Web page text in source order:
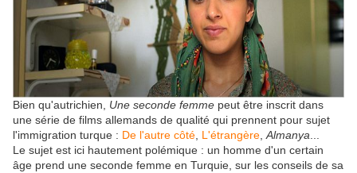
Bien qu'autrichien, Une seconde femme peut être inscrit dans
une série de films allemands de qualité qui prennent pour sujet
l'immigration turque : De l'autre côté L'étrangère Almanya
Le sujet est ici hautement polémique : un homme d'un certain
âge prend une seconde femme en Turquie, sur les conseils de sa